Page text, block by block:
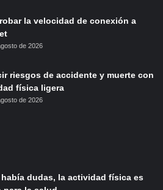
la velocidad de conexión a
de 2026
riesgos de accidente y muerte con
física ligera
de 2026
había dudas, la actividad física es